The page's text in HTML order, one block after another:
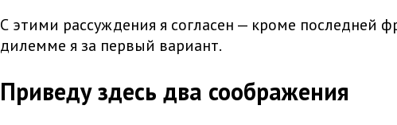
С этими рассуждения я согласен — кроме последней
дилемме я за первый вариант.
Приведу здесь два соображения